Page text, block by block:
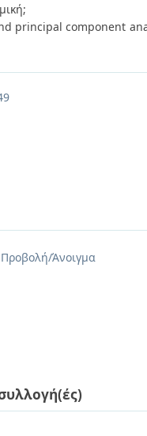
principal component
Προβολή/Άνοιγμα